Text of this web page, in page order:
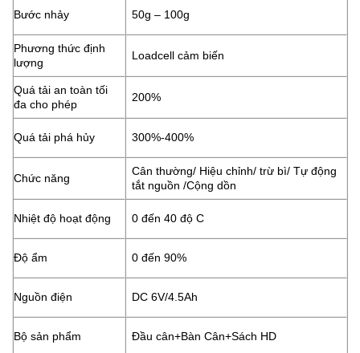
Bước nhảy 50g – 100g
Phương thức định
lượng
Loadcell cảm biến
Quá tải an toàn tối
đa cho phép
200%
Quá tải phá hủy 300%-400%
Chức năng
Cân thường/ Hiệu chỉnh/ trừ bì/ Tự động
tắt nguồn /Cộng dồn
Nhiệt độ hoạt động 0 đến 40 độ C
Độ ẩm 0 đến 90%
Nguồn điện DC 6V/4.5Ah
Bộ sản phẩm Đầu cân+Bàn Cân+Sách HD